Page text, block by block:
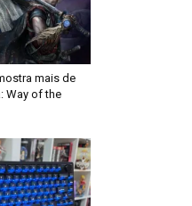
mais de
Way of the